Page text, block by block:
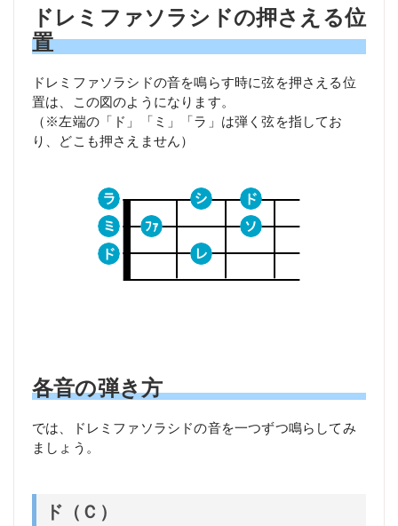
ドレミファソラシドの押さえる位
置
ドレミファソラシドの音を鳴らす時に弦を押さえる位
置は、この図のようになります。
（※左端の「ド」「ミ」「ラ」は弾く弦を指してお
り、どこも押さえません）
各音の弾き方
では、ドレミファソラシドの音を一つずつ鳴らしてみ
ましょう。
ド（Ｃ）